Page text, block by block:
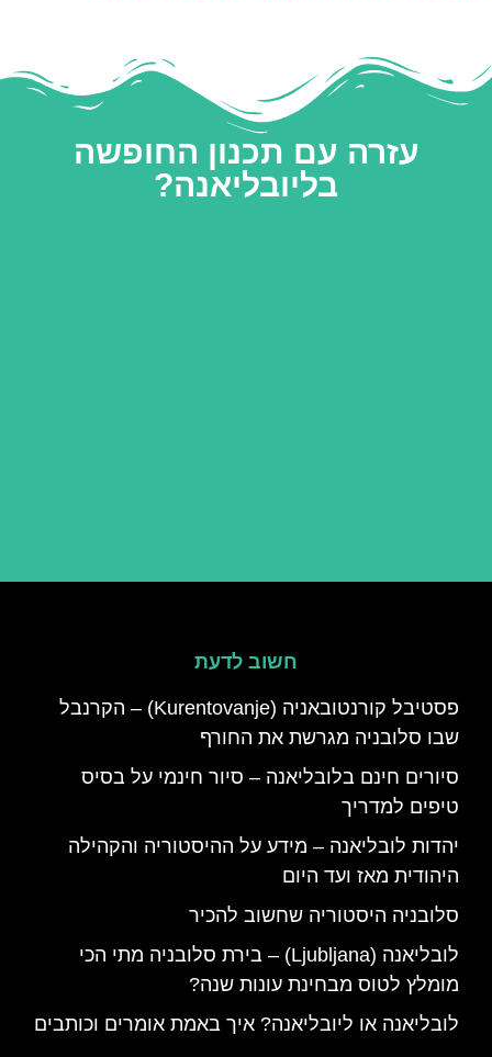
עזרה עם תכנון החופשה
בליובליאנה?
חשוב לדעת
פסטיבל קורנטובאניה (Kurentovanje) – הקרנבל
שבו סלובניה מגרשת את החורף
סיורים חינם בלובליאנה – סיור חינמי על בסיס
טיפים למדריך
יהדות לובליאנה – מידע על ההיסטוריה והקהילה
היהודית מאז ועד היום
סלובניה היסטוריה שחשוב להכיר
לובליאנה (Ljubljana) – בירת סלובניה מתי הכי
מומלץ לטוס מבחינת עונות שנה?
לובליאנה או ליובליאנה? איך באמת אומרים וכותבים